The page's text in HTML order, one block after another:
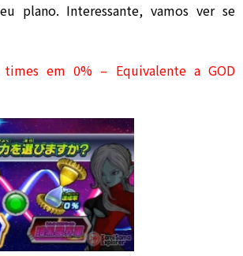
plano. Interessante, vamos ver se
em 0% – Equivalente a GOD